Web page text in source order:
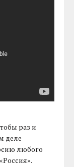
раз и
деле
любого